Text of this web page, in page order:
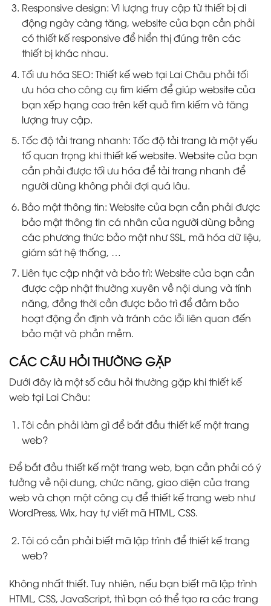
Responsive design: Vì lượng truy cập từ thiết bị di
động ngày càng tăng, website của bạn cần phải
có thiết kế responsive để hiển thị đúng trên các
thiết bị khác nhau.
Tối ưu hóa SEO: Thiết kế web tại Lai Châu phải tối
ưu hóa cho công cụ tìm kiếm để giúp website của
bạn xếp hạng cao trên kết quả tìm kiếm và tăng
lượng truy cập.
Tốc độ tải trang nhanh: Tốc độ tải trang là một yếu
tố quan trọng khi thiết kế website. Website của bạn
cần phải được tối ưu hóa để tải trang nhanh để
người dùng không phải đợi quá lâu.
Bảo mật thông tin: Website của bạn cần phải được
bảo mật thông tin cá nhân của người dùng bằng
các phương thức bảo mật như SSL, mã hóa dữ liệu,
giám sát hệ thống, …
Liên tục cập nhật và bảo trì: Website của bạn cần
được cập nhật thường xuyên về nội dung và tính
năng, đồng thời cần được bảo trì để đảm bảo
hoạt động ổn định và tránh các lỗi liên quan đến
bảo mật và phần mềm.
CÁC CÂU HỎI THƯỜNG GẶP
Dưới đây là một số câu hỏi thường gặp khi thiết kế
web tại Lai Châu:
Tôi cần phải làm gì để bắt đầu thiết kế một trang
web?
Để bắt đầu thiết kế một trang web, bạn cần phải có ý
tưởng về nội dung, chức năng, giao diện của trang
web và chọn một công cụ để thiết kế trang web như
WordPress, Wix, hay tự viết mã HTML, CSS.
Tôi có cần phải biết mã lập trình để thiết kế trang
web?
Không nhất thiết. Tuy nhiên, nếu bạn biết mã lập trình
HTML, CSS, JavaScript, thì bạn có thể tạo ra các trang